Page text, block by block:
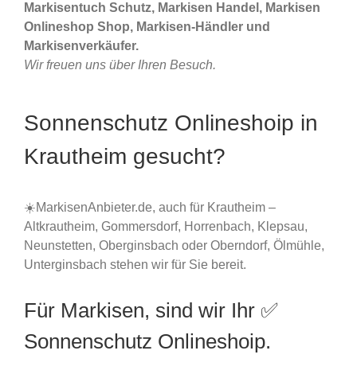
Markisentuch Schutz, Markisen Handel, Markisen
Onlineshop Shop, Markisen-Händler und
Markisenverkäufer.
Wir freuen uns über Ihren Besuch.
Sonnenschutz Onlineshoip in
Krautheim gesucht?
☀️MarkisenAnbieter.de, auch für Krautheim –
Altkrautheim, Gommersdorf, Horrenbach, Klepsau,
Neunstetten, Oberginsbach oder Oberndorf, Ölmühle,
Unterginsbach stehen wir für Sie bereit.
Für Markisen, sind wir Ihr ✅
Sonnenschutz Onlineshoip.